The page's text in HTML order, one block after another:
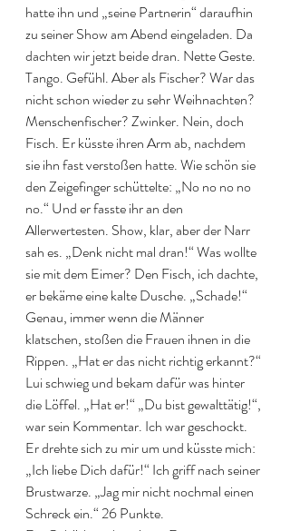
hatte ihn und „seine Partnerin“ daraufhin
zu seiner Show am Abend eingeladen. Da
dachten wir jetzt beide dran. Nette Geste.
Tango. Gefühl. Aber als Fischer? War das
nicht schon wieder zu sehr Weihnachten?
Menschenfischer? Zwinker. Nein, doch
Fisch. Er küsste ihren Arm ab, nachdem
sie ihn fast verstoßen hatte. Wie schön sie
den Zeigefinger schüttelte: „No no no no
no.“ Und er fasste ihr an den
Allerwertesten. Show, klar, aber der Narr
sah es. „Denk nicht mal dran!“ Was wollte
sie mit dem Eimer? Den Fisch, ich dachte,
er bekäme eine kalte Dusche. „Schade!“
Genau, immer wenn die Männer
klatschen, stoßen die Frauen ihnen in die
Rippen. „Hat er das nicht richtig erkannt?“
Lui schwieg und bekam dafür was hinter
die Löffel. „Hat er!“ „Du bist gewalttätig!“,
war sein Kommentar. Ich war geschockt.
Er drehte sich zu mir um und küsste mich:
„Ich liebe Dich dafür!“ Ich griff nach seiner
Brustwarze. „Jag mir nicht nochmal einen
Schreck ein.“ 26 Punkte.